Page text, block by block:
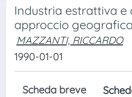
Industria estrattiva e
approccio geografico
MAZZANTI, RICCARDO
1990-01-01
Scheda breve